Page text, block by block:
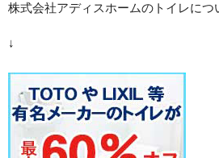
株式会社アディスホームのトイレにつ
↓